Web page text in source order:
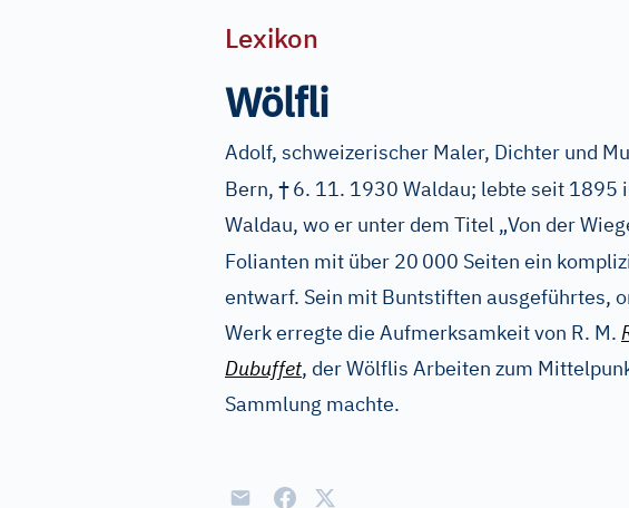
Lexikon
Wölfli
Adolf, schweizerischer Maler, Dichter und
Bern, †6. 11. 1930 Waldau; lebte seit 1895
Waldau, wo er unter dem Titel „Von der
Folianten mit über 20 000 Seiten ein
entwarf. Sein mit Buntstiften ausgeführtes,
Werk erregte die Aufmerksamkeit von R. M.
Dubuffet, der Wölflis Arbeiten zum
Sammlung machte.